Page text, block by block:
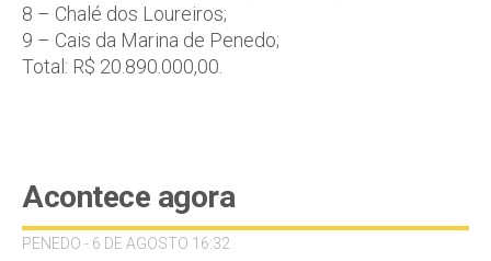
8 – Chalé dos Loureiros;
9 – Cais da Marina de Penedo;
Total: R$ 20.890.000,00.
Acontece agora
PENEDO - 6 DE AGOSTO 16:32